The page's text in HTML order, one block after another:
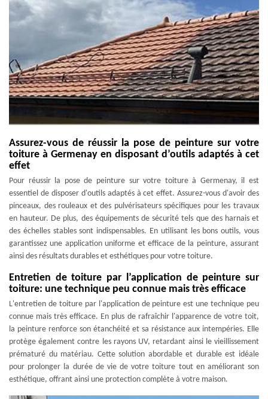
Assurez-vous de réussir la pose de peinture sur votre
toiture à Germenay en disposant d’outils adaptés à cet
effet
Pour réussir la pose de peinture sur votre toiture à Germenay, il est
essentiel de disposer d'outils adaptés à cet effet. Assurez-vous d'avoir des
pinceaux, des rouleaux et des pulvérisateurs spécifiques pour les travaux
en hauteur. De plus, des équipements de sécurité tels que des harnais et
des échelles stables sont indispensables. En utilisant les bons outils, vous
garantissez une application uniforme et efficace de la peinture, assurant
ainsi des résultats durables et esthétiques pour votre toiture.
Entretien de toiture par l’application de peinture sur
toiture: une technique peu connue mais très efficace
L'entretien de toiture par l'application de peinture est une technique peu
connue mais très efficace. En plus de rafraîchir l'apparence de votre toit,
la peinture renforce son étanchéité et sa résistance aux intempéries. Elle
protège également contre les rayons UV, retardant ainsi le vieillissement
prématuré du matériau. Cette solution abordable et durable est idéale
pour prolonger la durée de vie de votre toiture tout en améliorant son
esthétique, offrant ainsi une protection complète à votre maison.